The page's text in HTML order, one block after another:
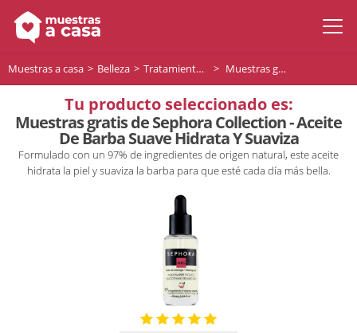
Muestras a casa Belleza Tratamiento facial Muestras gratis de Sephora Collection - Aceite De Barba Suave Hidrata Y Suaviza
Tu producto seleccionado es:
Muestras gratis de Sephora Collection - Aceite
De Barba Suave Hidrata Y Suaviza
Formulado con un 97% de ingredientes de origen natural, este aceite
hidrata la piel y suaviza la barba para que esté cada día más bella.